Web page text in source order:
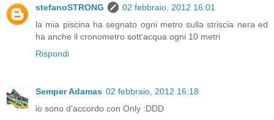
stefanoSTRONG
02 febbraio, 2012 16:01
la mia piscina ha segnato ogni metro sulla striscia nera ed
ha anche il cronometro sott'acqua ogni 10 metri
Rispondi
Semper Adamas 02 febbraio, 2012 16:18
io sono d'accordo con Only :DDD